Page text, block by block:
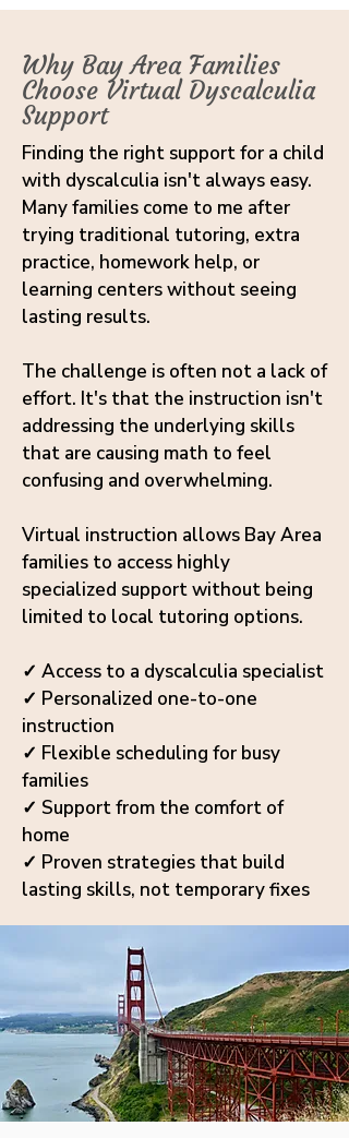
Why Bay Area Families
Choose Virtual Dyscalculia
Support
Finding the right support for a child
with dyscalculia isn't always easy.
Many families come to me after
trying traditional tutoring, extra
practice, homework help, or
learning centers without seeing
lasting results.
The challenge is often not a lack of
effort. It's that the instruction isn't
addressing the underlying skills
that are causing math to feel
confusing and overwhelming.
Virtual instruction allows Bay Area
families to access highly
specialized support without being
limited to local tutoring options.
✓ Access to a dyscalculia specialist
✓ Personalized one-to-one
instruction
✓ Flexible scheduling for busy
families
✓ Support from the comfort of
home
✓ Proven strategies that build
lasting skills, not temporary fixes